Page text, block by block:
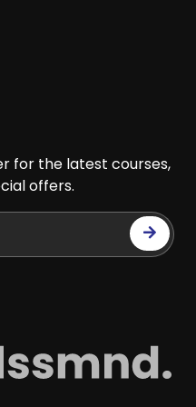
for the latest courses,
offers.